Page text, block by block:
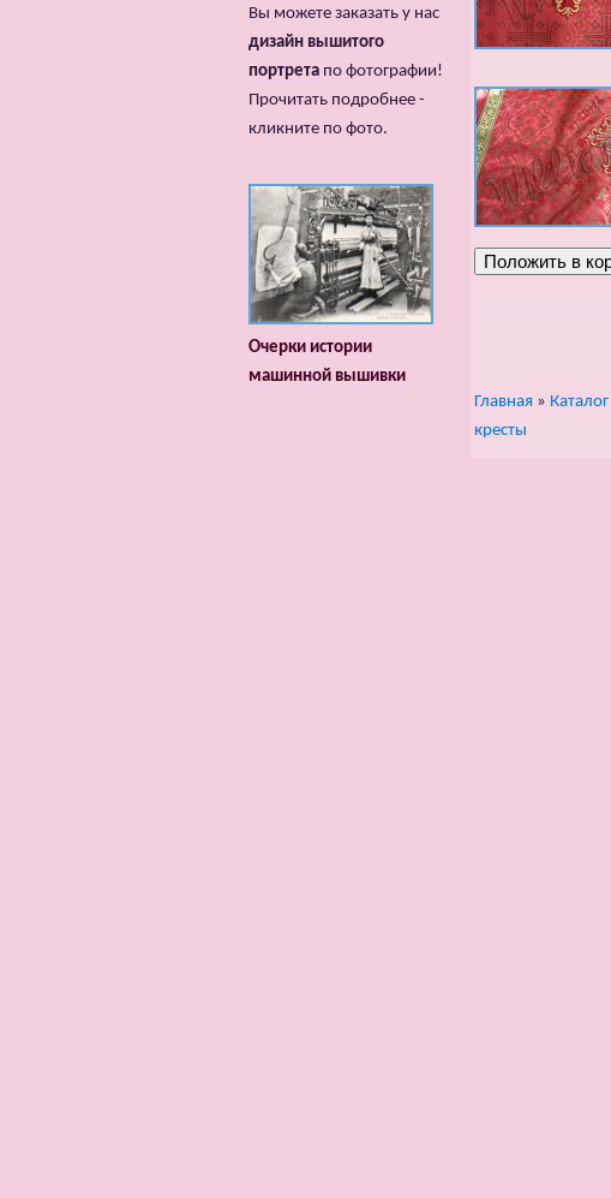
Главная »
кресты
Вы можете заказать у нас
дизайн вышитого
портрета по фотографии!
Прочитать подробнее -
кликните по фото.
Очерки истории
машинной вышивки